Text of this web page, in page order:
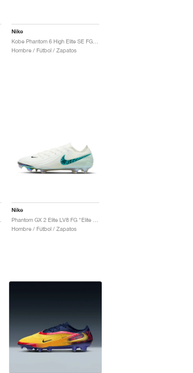
Nike
Hombre / Fútbol / Zapatos
Nike
Hombre / Fútbol / Zapatos